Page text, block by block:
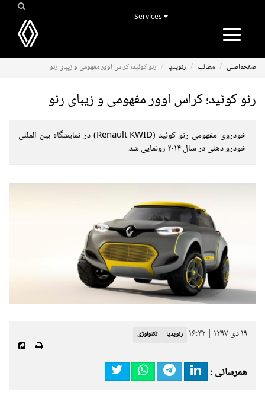
Toggle
صفحه‌اصلی مطالب رنوپدیا رنو کوئید؛ کراس اوور مفهومی و زیبای رنو
رنو کوئید؛ کراس اوور مفهومی و زیبای رنو
خودروی مفهومی رنو کوئید (Renault KWID) در نمایشگاه بین المللی
خودرو دهلی در سال ۲۰۱۴ رونمایی شد.
۱۹ دی ۱۳۹۷ | ۱۶:۳۲ رنوپدیا تکنولوژی
همرسانی :